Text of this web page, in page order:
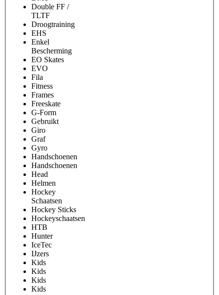
Double FF /
TLTF
Droogtraining
EHS
Enkel
Bescherming
EO Skates
EVO
Fila
Fitness
Frames
Freeskate
G-Form
Gebruikt
Giro
Graf
Gyro
Handschoenen
Handschoenen
Head
Helmen
Hockey
Schaatsen
Hockey Sticks
Hockeyschaatsen
HTB
Hunter
IceTec
IJzers
Kids
Kids
Kids
Kids